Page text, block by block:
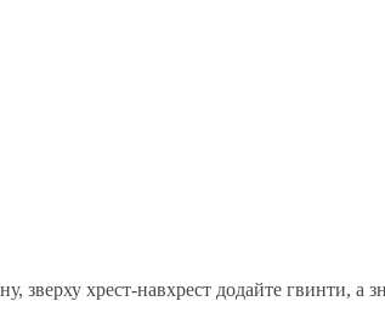
зверху хрест-навхрест додайте гвинти, а